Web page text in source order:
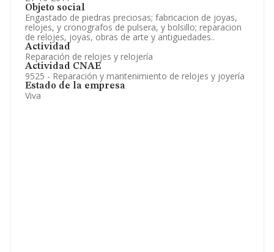
Objeto social
Engastado de piedras preciosas; fabricacion de joyas,
relojes, y cronografos de pulsera, y bolsillo; reparacion
de relojes, joyas, obras de arte y antiguedades..
Actividad
Reparación de relojes y relojería
Actividad CNAE
9525 - Reparación y mantenimiento de relojes y joyería
Estado de la empresa
Viva